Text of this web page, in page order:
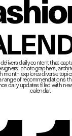
delivers daily content that
photographers,
month explores diverse
range of recommendations
daily updates filled with
calendar.